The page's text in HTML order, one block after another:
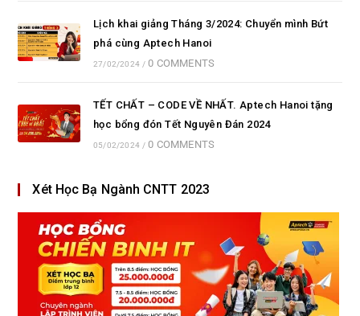
Lịch khai giảng Tháng 3/2024: Chuyển mình Bứt
phá cùng Aptech Hanoi
27/02/2024 / 0 COMMENTS
TẾT CHẤT – CODE VỀ NHẤT. Aptech Hanoi tặng
học bổng đón Tết Nguyên Đán 2024
05/02/2024 / 0 COMMENTS
Xét Học Bạ Ngành CNTT 2023